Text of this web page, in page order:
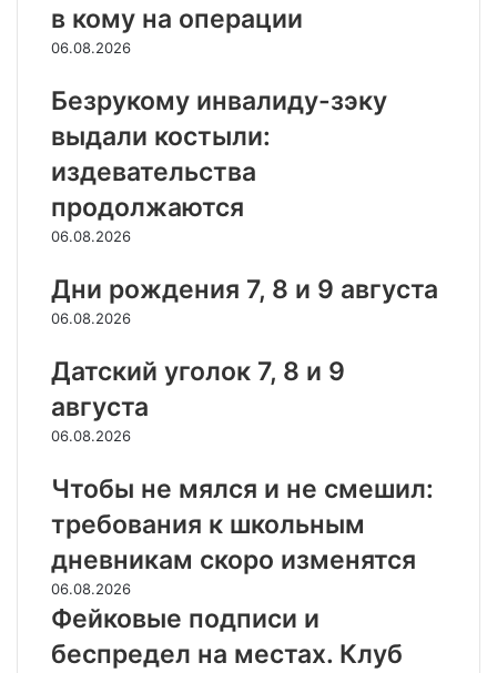
в кому на операции
06.08.2026
Безрукому инвалиду-зэку
выдали костыли:
издевательства
продолжаются
06.08.2026
Дни рождения 7, 8 и 9 августа
06.08.2026
Датский уголок 7, 8 и 9
августа
06.08.2026
Чтобы не мялся и не смешил:
требования к школьным
дневникам скоро изменятся
06.08.2026
Фейковые подписи и
беспредел на местах. Клуб